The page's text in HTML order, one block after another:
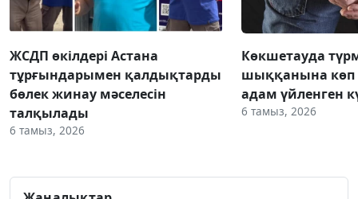
ЖСДП өкілдері Астана
тұрғындарымен қалдықтарды
бөлек жинау мәселесін
талқылады
6 тамыз, 2026
Көкшетауда
шыққанына көп
адам үйленген
6 тамыз, 2026